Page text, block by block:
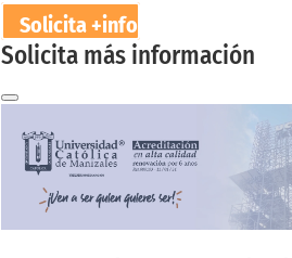
Solicita +info
Solicita más información